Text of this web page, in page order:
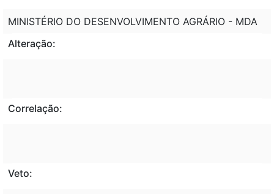
MINISTÉRIO DO DESENVOLVIMENTO AGRÁRIO - MDA
Alteração:
Correlação:
Veto: